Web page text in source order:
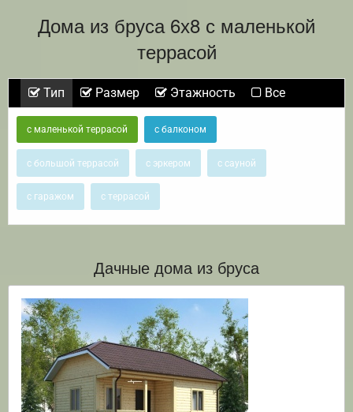
Дома из бруса 6х8 с маленькой
террасой
Тип Размер Этажность Все
с маленькой террасой с балконом
с большой террасой с эркером с сауной
с гаражом с террасой
Дачные дома из бруса